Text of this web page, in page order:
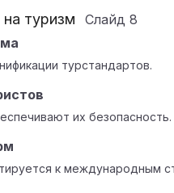
туризм Слайд 8
турстандартов.
их безопасность.
к международным